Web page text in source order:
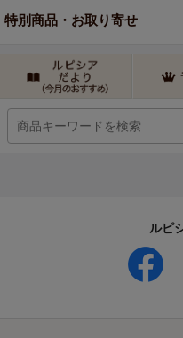
特別商品・お取り寄せ
ルピ